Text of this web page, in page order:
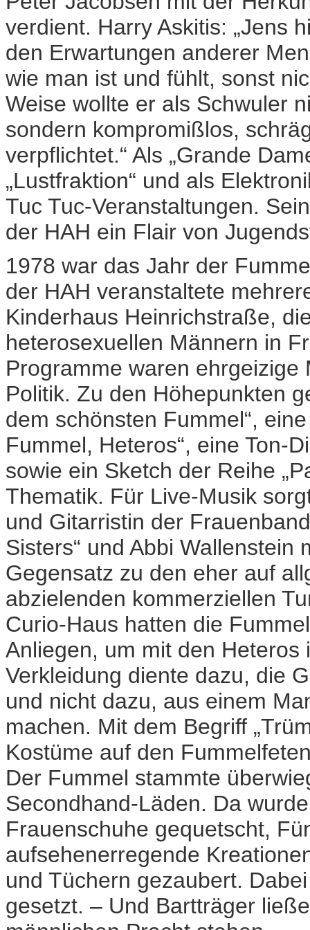
verdient. Harry Askitis: „Jens
den Erwartungen anderer
wie man ist und fühlt, sonst
Weise wollte er als Schwuler
sondern kompromißlos,
verpflichtet.“ Als „Grande
„Lustfraktion“ und als
Tuc Tuc-Veranstaltungen.
der HAH ein Flair von
1978 war das Jahr der
der HAH veranstaltete
Kinderhaus Heinrichstraße,
heterosexuellen Männern in
Programme waren
Politik. Zu den Höhepunkten
dem schönsten Fummel“,
Fummel, Heteros“, eine Ton-
sowie ein Sketch der Reihe
Thematik. Für Live-Musik
und Gitarristin der
Sisters“ und Abbi Wallenstein
Gegensatz zu den eher auf
abzielenden kommerziellen
Curio-Haus hatten die
Anliegen, um mit den
Verkleidung diente dazu, die
und nicht dazu, aus einem
machen. Mit dem Begriff
Kostüme auf den
Der Fummel stammte
Secondhand-Läden. Da
Frauenschuhe gequetscht,
aufsehenerregende
und Tüchern gezaubert.
gesetzt. – Und Bartträger